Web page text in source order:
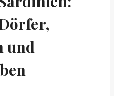
und